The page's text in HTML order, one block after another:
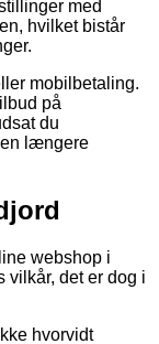
med
hvilket bistår
mobilbetaling.
på
du
længere
webshop i
vilkår, det er dog i
hvorvidt